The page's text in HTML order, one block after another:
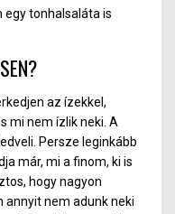
egy tonhalsaláta is
az ízekkel,
mi nem ízlik neki. A
li. Persze leginkább
már, mi a finom, ki is
hogy nagyon
annyit nem adunk neki